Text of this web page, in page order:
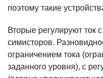
поэтому такие
Вторые регулируют ток
симисторов.
ограничением тока
заданного уровня), с